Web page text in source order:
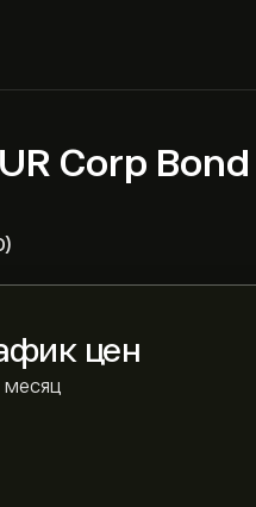
Corp
цен